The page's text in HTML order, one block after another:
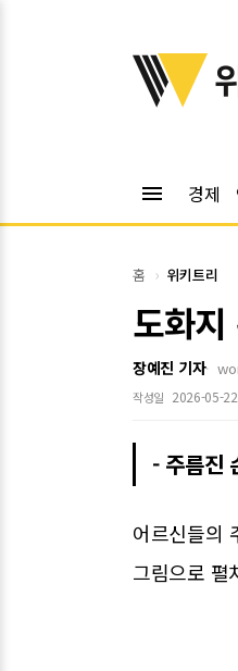
위키트리
menu 경제
홈 위키트리
도화
장예진 기자
작성일 2026-05-
- 주름진
어르신들의
그림으로 펼